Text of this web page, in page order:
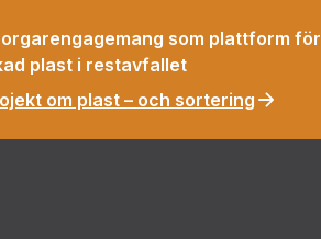
som plattform för
plast i restavfallet
om plast – och sortering